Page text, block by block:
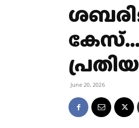
June 20, 2026